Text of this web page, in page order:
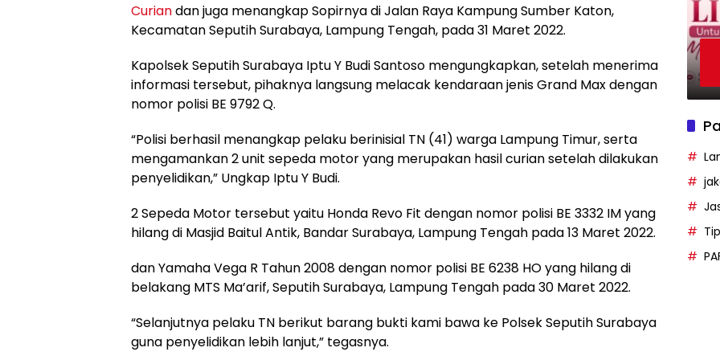
Curiandan juga menangkap Sopirnya di Jalan Raya Kampung Sumber Katon,
Kecamatan Seputih Surabaya, Lampung Tengah, pada 31 Maret 2022.
Kapolsek Seputih Surabaya Iptu Y Budi Santoso mengungkapkan, setelah menerima
informasi tersebut, pihaknya langsung melacak kendaraan jenis Grand Max dengan
nomor polisi BE 9792 Q.
“Polisi berhasil menangkap pelaku berinisial TN (41) warga Lampung Timur, serta
mengamankan 2 unit sepeda motor yang merupakan hasil curian setelah dilakukan
penyelidikan,” Ungkap Iptu Y Budi.
2 Sepeda Motor tersebut yaitu Honda Revo Fit dengan nomor polisi BE 3332 IM yang
hilang di Masjid Baitul Antik, Bandar Surabaya, Lampung Tengah pada 13 Maret 2022.
dan Yamaha Vega R Tahun 2008 dengan nomor polisi BE 6238 HO yang hilang di
belakang MTS Ma’arif, Seputih Surabaya, Lampung Tengah pada 30 Maret 2022.
“Selanjutnya pelaku TN berikut barang bukti kami bawa ke Polsek Seputih Surabaya
guna penyelidikan lebih lanjut,” tegasnya.